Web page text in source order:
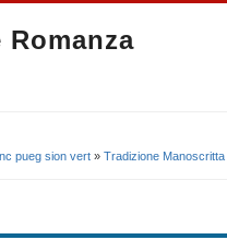
pueg sion vert » Tradizione Manoscritta